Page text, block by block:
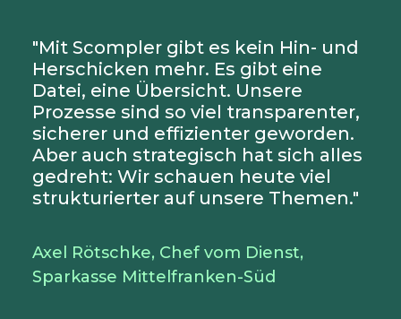
"Mit Scompler gibt es kein Hin- und
Herschicken mehr. Es gibt eine
Datei, eine Übersicht. Unsere
Prozesse sind so viel transparenter,
sicherer und effizienter geworden.
Aber auch strategisch hat sich alles
gedreht: Wir schauen heute viel
strukturierter auf unsere Themen."
Axel Rötschke, Chef vom Dienst,
Sparkasse Mittelfranken-Süd